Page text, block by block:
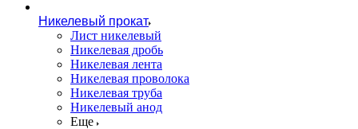
Никелевый прокат
Лист никелевый
Никелевая дробь
Никелевая лента
Никелевая проволока
Никелевая труба
Никелевый анод
Еще